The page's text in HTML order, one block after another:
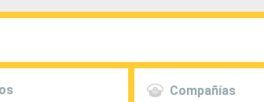
Compañías